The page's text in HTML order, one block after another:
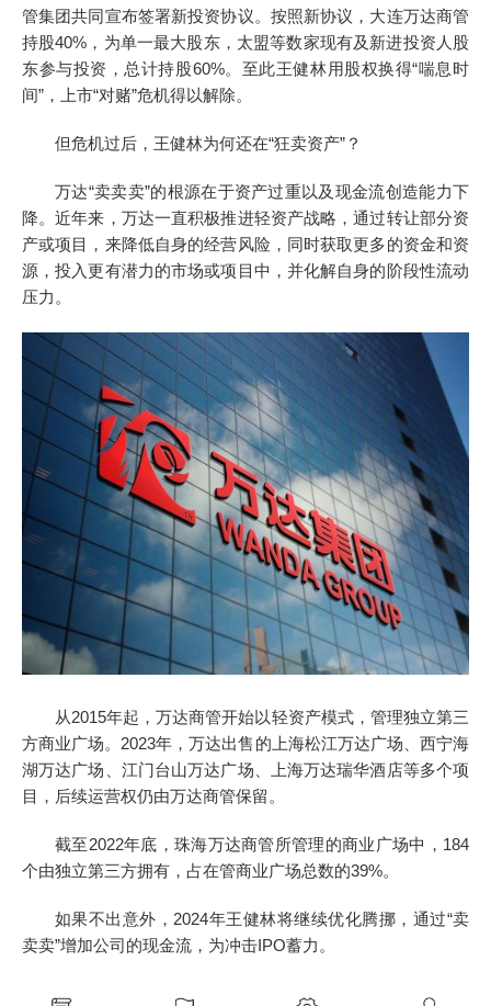
管集团共同宣布签署新投资协议。按照新协议，大连万达商管
持股40%，为单一最大股东，太盟等数家现有及新进投资人股
东参与投资，总计持股60%。至此王健林用股权换得“喘息时
间”，上市“对赌”危机得以解除。
但危机过后，王健林为何还在“狂卖资产”？
万达“卖卖卖”的根源在于资产过重以及现金流创造能力下
降。近年来，万达一直积极推进轻资产战略，通过转让部分资
产或项目，来降低自身的经营风险，同时获取更多的资金和资
源，投入更有潜力的市场或项目中，并化解自身的阶段性流动
压力。
从2015年起，万达商管开始以轻资产模式，管理独立第三
方商业广场。2023年，万达出售的上海松江万达广场、西宁海
湖万达广场、江门台山万达广场、上海万达瑞华酒店等多个项
目，后续运营权仍由万达商管保留。
截至2022年底，珠海万达商管所管理的商业广场中，184
个由独立第三方拥有，占在管商业广场总数的39%。
如果不出意外，2024年王健林将继续优化腾挪，通过“卖
卖卖”增加公司的现金流，为冲击IPO蓄力。